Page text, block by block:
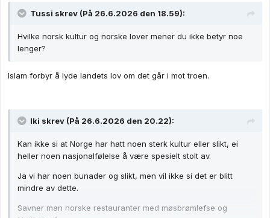
Tussi skrev (På 26.6.2026 den 18.59):
Hvilke norsk kultur og norske lover mener du ikke betyr noe
lenger?
Islam forbyr å lyde landets lov om det går i mot troen.
Iki skrev (På 26.6.2026 den 20.22):
Kan ikke si at Norge har hatt noen sterk kultur eller slikt, ei
heller noen nasjonalfølelse å være spesielt stolt av.
Ja vi har noen bunader og slikt, men vil ikke si det er blitt
mindre av dette.
Savner man norske restauranter med møsbrømlefse og